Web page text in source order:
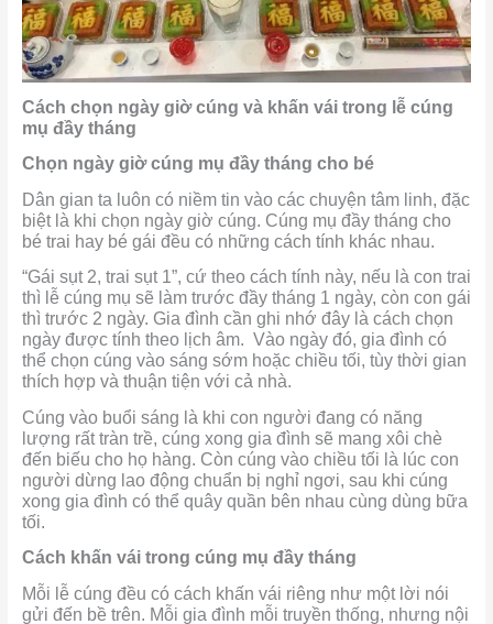
Cách chọn ngày giờ cúng và khấn vái trong lễ cúng
mụ đầy tháng
Chọn ngày giờ cúng mụ đầy tháng cho bé
Dân gian ta luôn có niềm tin vào các chuyện tâm linh, đặc
biệt là khi chọn ngày giờ cúng. Cúng mụ đầy tháng cho
bé trai hay bé gái đều có những cách tính khác nhau.
“Gái sụt 2, trai sụt 1”, cứ theo cách tính này, nếu là con trai
thì lễ cúng mụ sẽ làm trước đầy tháng 1 ngày, còn con gái
thì trước 2 ngày. Gia đình cần ghi nhớ đây là cách chọn
ngày được tính theo lịch âm. Vào ngày đó, gia đình có
thể chọn cúng vào sáng sớm hoặc chiều tối, tùy thời gian
thích hợp và thuận tiện với cả nhà.
Cúng vào buổi sáng là khi con người đang có năng
lượng rất tràn trề, cúng xong gia đình sẽ mang xôi chè
đến biếu cho họ hàng. Còn cúng vào chiều tối là lúc con
người dừng lao động chuẩn bị nghỉ ngơi, sau khi cúng
xong gia đình có thể quây quần bên nhau cùng dùng bữa
tối.
Cách khấn vái trong cúng mụ đầy tháng
Mỗi lễ cúng đều có cách khấn vái riêng như một lời nói
gửi đến bề trên. Mỗi gia đình mỗi truyền thống, nhưng nội